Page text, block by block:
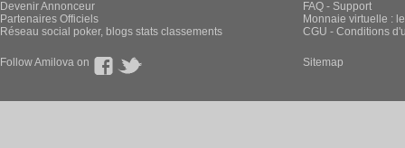
Devenir Annonceur
Partenaires Officiels
Réseau social poker, blogs stats classements
FAQ - Support
Monnaie virtuelle :
CGU - Conditions
Follow Amilova on Sitemap